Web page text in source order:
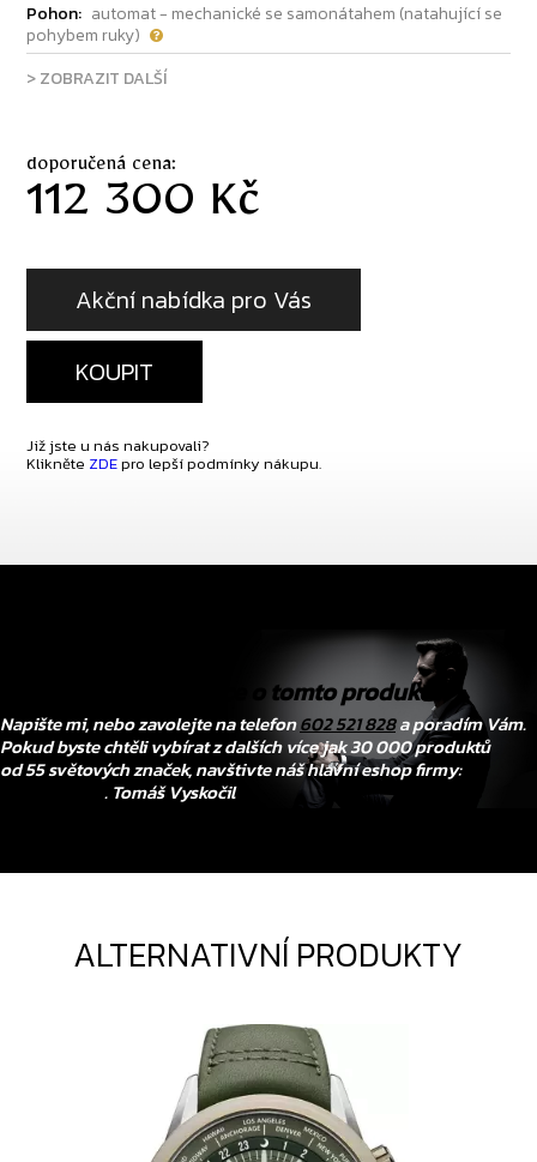
Pohon: automat - mechanické se samonátahem (natahující se
pohybem ruky)
> ZOBRAZIT DALŠÍ
doporučená cena:
112 300 Kč
Akční nabídka pro Vás
KOUPIT
Již jste u nás nakupovali?
Klikněte ZDEpro lepší podmínky nákupu.
Chtěli byste vědět více o tomto produktu?
Napište mi, nebo zavolejte na telefon602 521 828a poradím Vám.
Pokud byste chtěli vybírat z dalších více jak 30 000 produktů
od 55 světových značek, navštivte náš hlavní eshop firmy:
. Tomáš Vyskočil
ALTERNATIVNÍ PRODUKTY